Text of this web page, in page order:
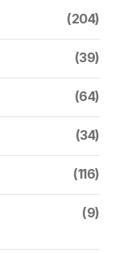
(204)
(39)
(64)
(34)
(116)
(9)